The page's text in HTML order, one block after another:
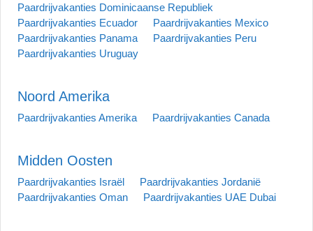
Paardrijvakanties Dominicaanse Republiek
Paardrijvakanties Ecuador
Paardrijvakanties Mexico
Paardrijvakanties Panama
Paardrijvakanties Peru
Paardrijvakanties Uruguay
Noord Amerika
Paardrijvakanties Amerika Paardrijvakanties Canada
Midden Oosten
Paardrijvakanties Israël
Paardrijvakanties Jordanië
Paardrijvakanties Oman
Paardrijvakanties UAE Dubai